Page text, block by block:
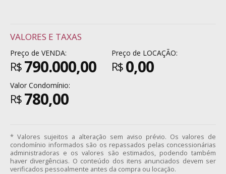
VALORES E TAXAS
Preço de VENDA:
R$ 790.000,00
Preço de LOCAÇÃO:
R$ 0,00
Valor Condomínio:
R$ 780,00
* Valores sujeitos a alteração sem aviso prévio. Os valores de
condomínio informados são os repassados pelas concessionárias
administradoras e os valores são estimados, podendo também
haver divergências. O conteúdo dos itens anunciados devem ser
verificados pessoalmente antes da compra ou locação.